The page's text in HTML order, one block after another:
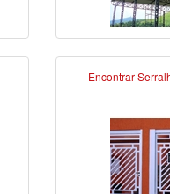
Encontrar